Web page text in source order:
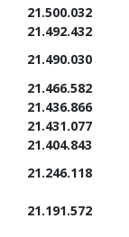
21.500.032
21.492.432
21.490.030
21.466.582
21.436.866
21.431.077
21.404.843
21.246.118
21.191.572